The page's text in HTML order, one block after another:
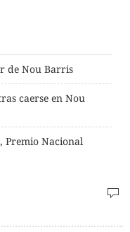
de Nou Barris
caerse en Nou
Premio Nacional